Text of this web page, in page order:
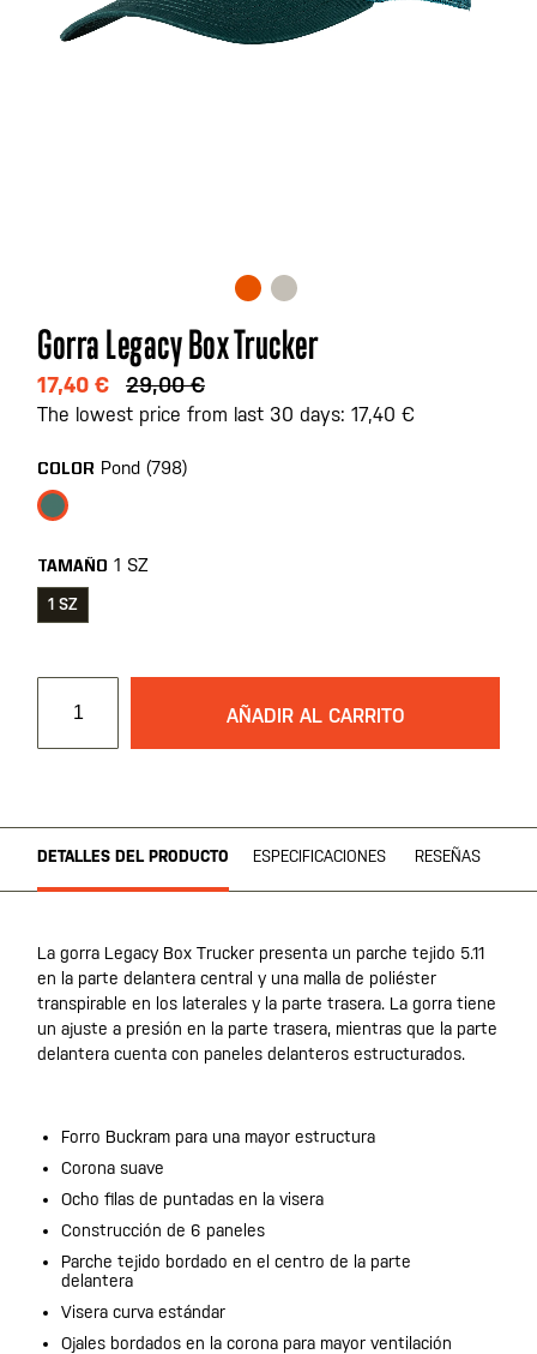
Saltar
al
comienzo
de
galería
de
imágenes
Gorra Legacy Box Trucker
17,40 € 29,00 €
The lowest price from last 30 days: 17,40 €
COLOR Pond (798)
TAMAÑO 1 SZ
1 SZ
AÑADIR AL CARRITO
DETALLES DEL PRODUCTO ESPECIFICACIONES RESEÑAS
La gorra Legacy Box Trucker presenta un parche tejido 5.11
en la parte delantera central y una malla de poliéster
transpirable en los laterales y la parte trasera. La gorra tiene
un ajuste a presión en la parte trasera, mientras que la parte
delantera cuenta con paneles delanteros estructurados.
Forro Buckram para una mayor estructura
Corona suave
Ocho filas de puntadas en la visera
Construcción de 6 paneles
Parche tejido bordado en el centro de la parte
delantera
Visera curva estándar
Ojales bordados en la corona para mayor ventilación